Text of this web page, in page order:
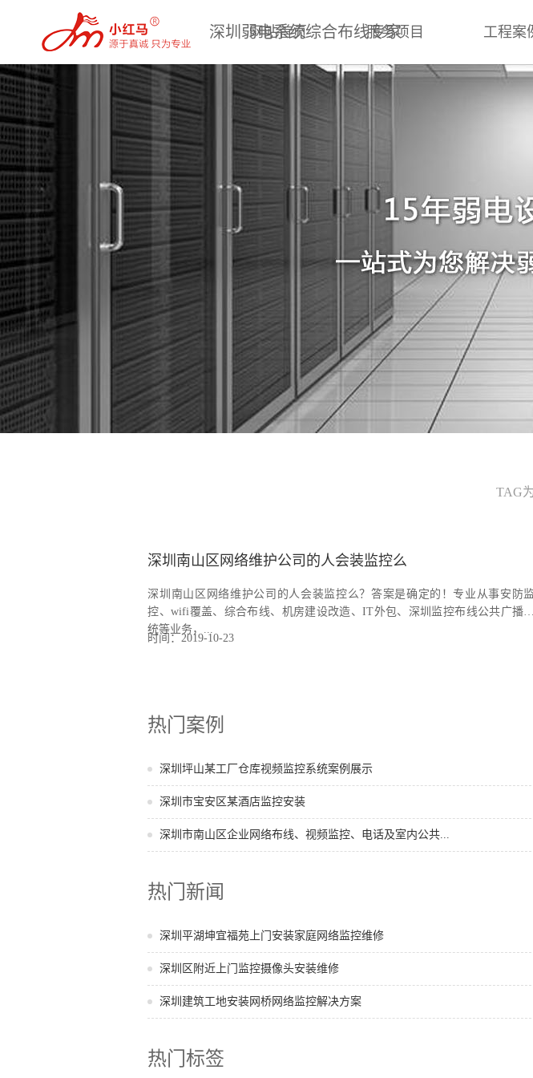
深圳弱电系统综合布线专家
网站首页 服务项目 工程案
TAG
深圳南山区网络维护公司的人会装监控么
深圳南山区网络维护公司的人会装监控么？答案是确定的！专业从事安防
控、wifi覆盖、综合布线、机房建设改造、IT外包、深圳监控布线公共广播系
统等业务，...
时间：2019-10-23
热门案例
深圳坪山某工厂仓库视频监控系统案例展示
深圳市宝安区某酒店监控安装
深圳市南山区企业网络布线、视频监控、电话及室内公共...
热门新闻
深圳平湖坤宜福苑上门安装家庭网络监控维修
深圳区附近上门监控摄像头安装维修
深圳建筑工地安装网桥网络监控解决方案
热门标签